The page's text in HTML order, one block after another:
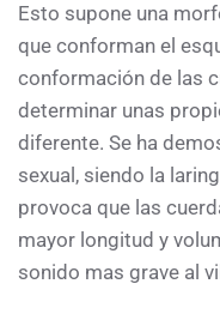
Esto supone una
que conforman el
conformación de las
determinar unas
diferente. Se ha
sexual, siendo la
provoca que las
mayor longitud y
sonido mas grave al